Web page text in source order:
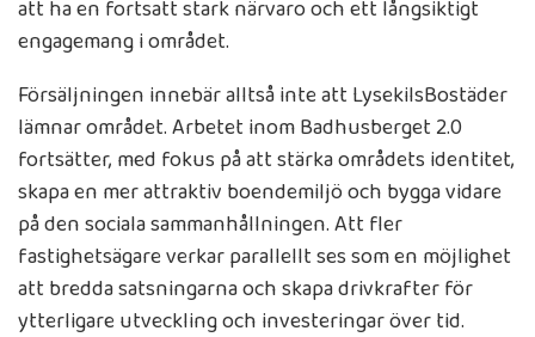
att ha en fortsatt stark närvaro och ett långsiktigt
engagemang i området.
Försäljningen innebär alltså inte att LysekilsBostäder
lämnar området. Arbetet inom Badhusberget 2.0
fortsätter, med fokus på att stärka områdets identitet,
skapa en mer attraktiv boendemiljö och bygga vidare
på den sociala sammanhållningen. Att fler
fastighetsägare verkar parallellt ses som en möjlighet
att bredda satsningarna och skapa drivkrafter för
ytterligare utveckling och investeringar över tid.